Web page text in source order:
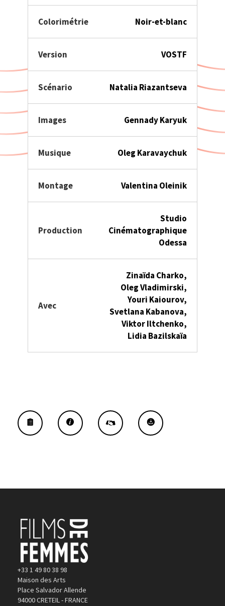
Colorimétrie Noir-et-blanc
Version VOSTF
Scénario Natalia Riazantseva
Images Gennady Karyuk
Musique Oleg Karavaychuk
Montage Valentina Oleinik
Production
Studio
Cinématographique
Odessa
Avec
Zinaïda Charko,
Oleg Vladimirski,
Youri Kaiourov,
Svetlana Kabanova,
Viktor Iltchenko,
Lidia Bazilskaïa
+33 1 49 80 38 98
Maison des Arts
Place Salvador Allende
94000 CRETEIL - FRANCE